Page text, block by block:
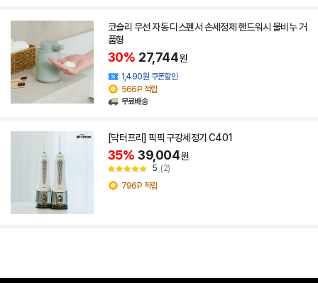
코슬리 무선 자동 디스펜서 손세정제 핸드워시 물비누 거
품형
30% 27,744원
1,490원 쿠폰할인
566P 적립
무료배송
[닥터프리] 픽픽 구강세정기 C401
35% 39,004원
5 (2)
796P 적립